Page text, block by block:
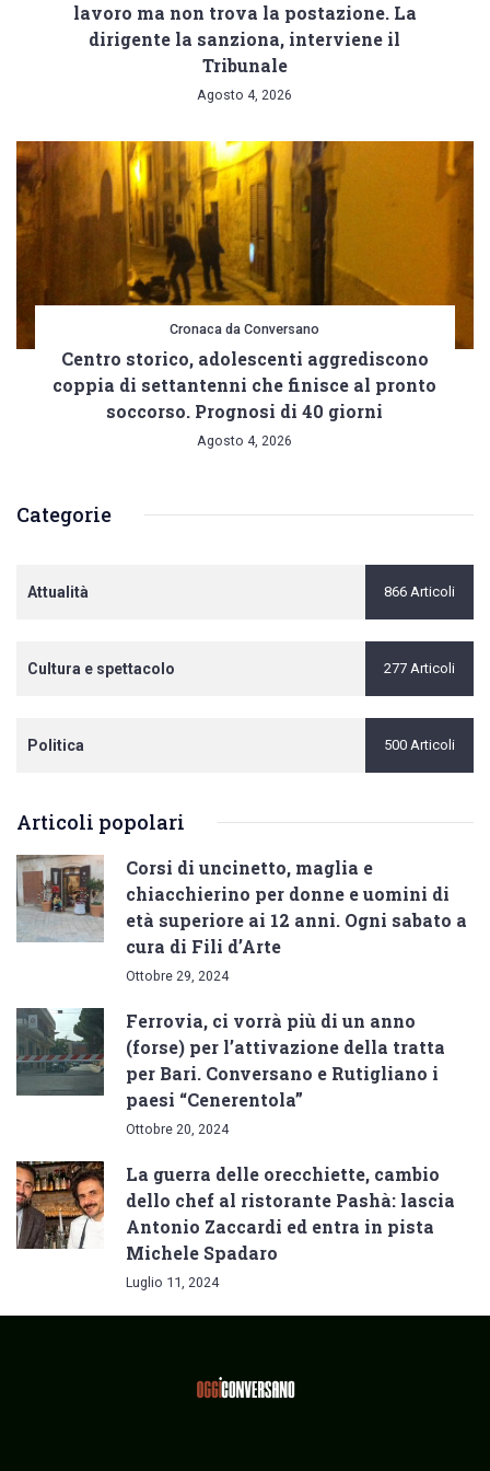
lavoro ma non trova la postazione. La
dirigente la sanziona, interviene il
Tribunale
Agosto 4, 2026
Cronaca da Conversano
Centro storico, adolescenti aggrediscono
coppia di settantenni che finisce al pronto
soccorso. Prognosi di 40 giorni
Agosto 4, 2026
Categorie
Attualità 866 Articoli
Cultura e spettacolo 277 Articoli
Politica 500 Articoli
Articoli popolari
Corsi di uncinetto, maglia e
chiacchierino per donne e uomini di
età superiore ai 12 anni. Ogni sabato a
cura di Fili d’Arte
Ottobre 29, 2024
Ferrovia, ci vorrà più di un anno
(forse) per l’attivazione della tratta
per Bari. Conversano e Rutigliano i
paesi “Cenerentola”
Ottobre 20, 2024
La guerra delle orecchiette, cambio
dello chef al ristorante Pashà: lascia
Antonio Zaccardi ed entra in pista
Michele Spadaro
Luglio 11, 2024